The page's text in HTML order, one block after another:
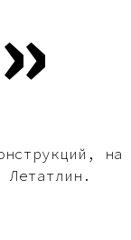
»
на
Летатлин.